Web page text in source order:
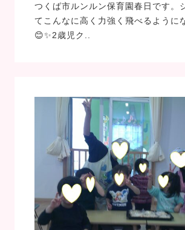
つくば市ルンルン保育園春日です。
てこんなに高く力強く飛べるように
😊✨2歳児ク..